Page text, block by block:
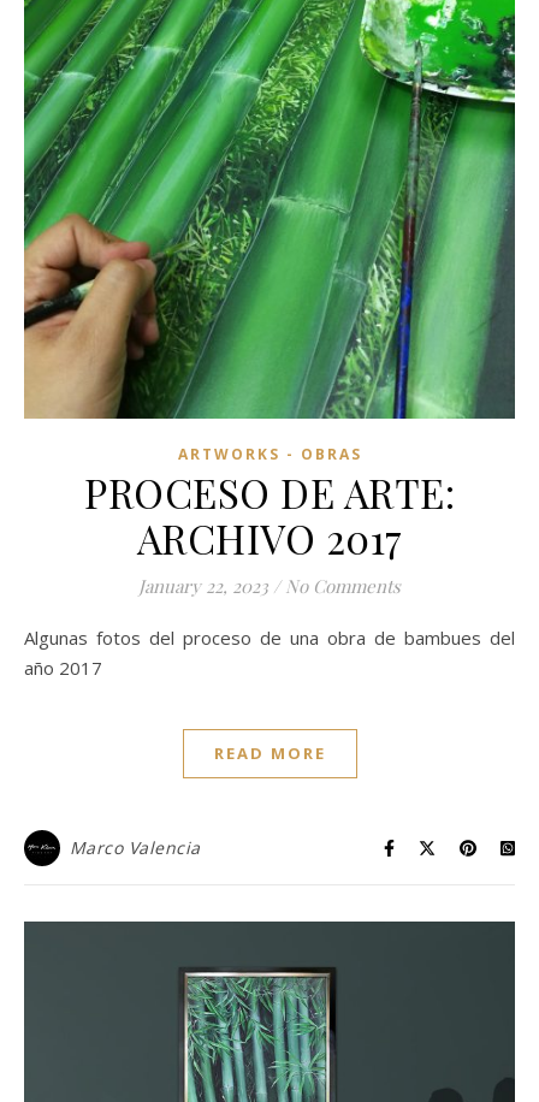
ARTWORKS - OBRAS
PROCESO DE ARTE:
ARCHIVO 2017
January 22, 2023 / No Comments
Algunas fotos del proceso de una obra de bambues del
año 2017
READ MORE
Marco Valencia